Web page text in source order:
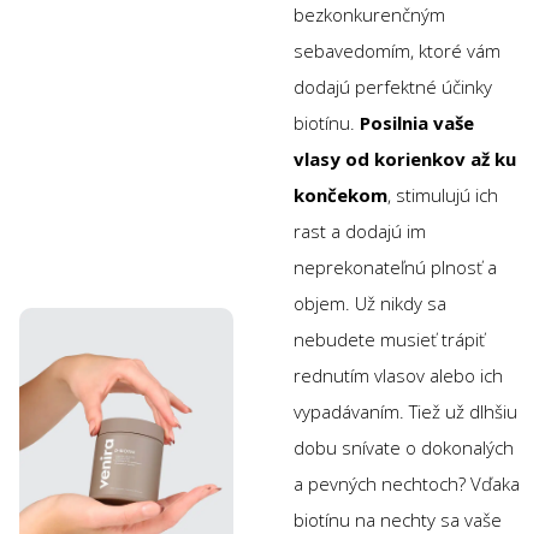
bezkonkurenčným
sebavedomím, ktoré vám
dodajú perfektné účinky
biotínu. Posilnia vaše
vlasy od korienkov až ku
končekom, stimulujú ich
rast a dodajú im
neprekonateľnú plnosť a
objem. Už nikdy sa
nebudete musieť trápiť
rednutím vlasov alebo ich
vypadávaním. Tiež už dlhšiu
dobu snívate o dokonalých
a pevných nechtoch? Vďaka
biotínu na nechty sa vaše